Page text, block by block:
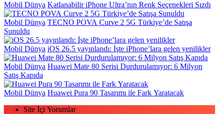
Mobil Dünya Katlanabilir iPhone Ultra’nın Renk Seçenekleri Sızdı
Mobil Dünya TECNO POVA Curve 2 5G Türkiye’de Satışa
Sunuldu
Mobil Dünya iOS 26.5 yayınlandı: İşte iPhone’lara gelen yenilikler
Mobil Dünya Huawei Mate 80 Serisi Durdurulamıyor: 6 Milyon
Satış Kapıda
Mobil Dünya Huawei Pura 90 Tasarımı ile Fark Yaratacak
Site İçi Yorumlar